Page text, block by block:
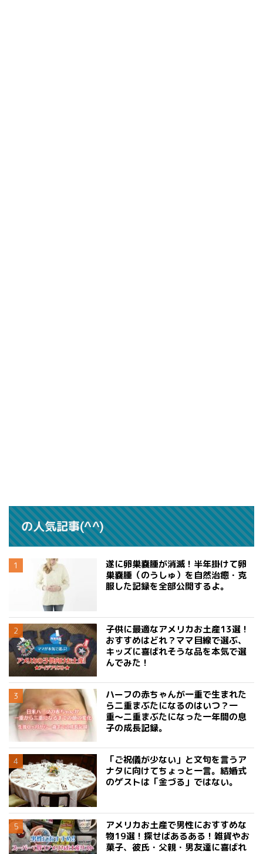
の人気記事(^^)
遂に卵巣嚢腫が消滅！半年掛けて卵
巣嚢腫（のうしゅ）を自然治癒・克
服した記録を全部公開するよ。
子供に最適なアメリカお土産13選！
おすすめはどれ？ママ目線で選ぶ、
キッズに喜ばれそうな品を本気で選
んでみた！
ハーフの赤ちゃんが一重で生まれた
ら二重まぶたになるのはいつ？一
重〜二重まぶたになった一年間の息
子の成長記録。
「ご祝儀が少ない」と文句を言うア
ナタに向けてちょっと一言。結婚式
のゲストは「金づる」ではない。
アメリカお土産で男性におすすめな
物19選！探せばあるある！雑貨やお
菓子、彼氏・父親・男友達に喜ばれ